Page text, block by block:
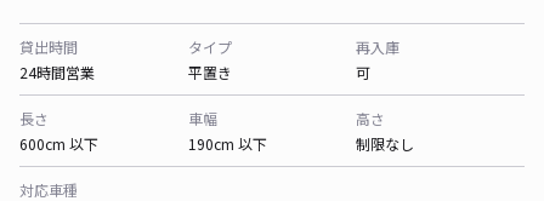
貸出時間
24時間営業
タイプ
平置き
再入庫
可
長さ
600cm 以下
車幅
190cm 以下
高さ
制限なし
対応車種